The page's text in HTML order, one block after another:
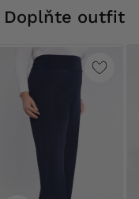
Doplňte outfit